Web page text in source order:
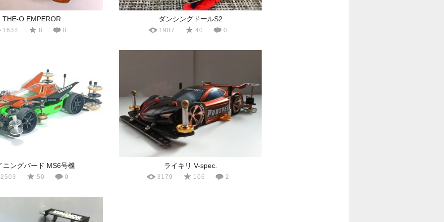
THE-O EMPEROR
1638 8 0
ダンシングドールS2
1987 40 0
ニングバード MS6号機
2503 50 0
ライキリ V-spec.
3179 106 2